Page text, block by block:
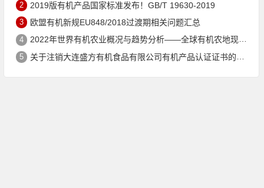
2 2019版有机产品国家标准发布！GB/T 19630-2019
3 欧盟有机新规EU848/2018过渡期相关问题汇总
4 2022年世界有机农业概况与趋势分析——全球有机农地现状与有机食品（含饮料）市场
5 关于注销大连盛方有机食品有限公司有机产品认证证书的公告